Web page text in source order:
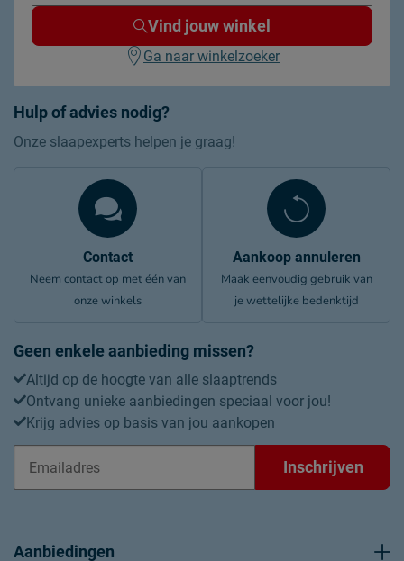
Hulp of advies nodig?
Onze slaapexperts helpen je graag!
Contact
Neem contact op met één van
onze winkels
Aankoop annuleren
Maak eenvoudig gebruik van
je wettelijke bedenktijd
Geen enkele aanbieding missen?
Altijd op de hoogte van alle slaaptrends
Ontvang unieke aanbiedingen speciaal voor jou!
Krijg advies op basis van jou aankopen
Inschrijven
Vind jouw winkel
Ga naar winkelzoeker
Aanbiedingen